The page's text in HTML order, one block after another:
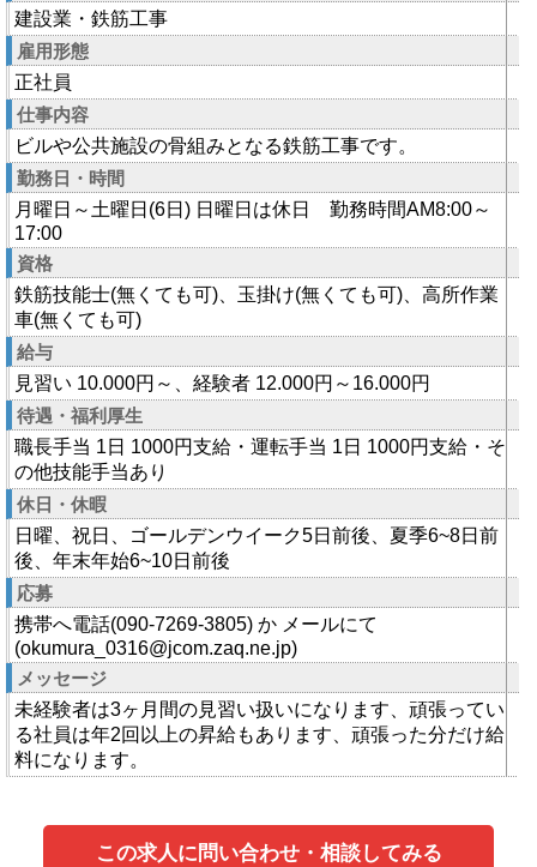
建設業・鉄筋工事
雇用形態
正社員
仕事内容
ビルや公共施設の骨組みとなる鉄筋工事です。
勤務日・時間
月曜日～土曜日(6日) 日曜日は休日 勤務時間AM8:00～
17:00
資格
鉄筋技能士(無くても可)、玉掛け(無くても可)、高所作業
車(無くても可)
給与
見習い 10.000円～、経験者 12.000円～16.000円
待遇・福利厚生
職長手当 1日 1000円支給・運転手当 1日 1000円支給・そ
の他技能手当あり
休日・休暇
日曜、祝日、ゴールデンウイーク5日前後、夏季6~8日前
後、年末年始6~10日前後
応募
携帯へ電話(090-7269-3805) か メールにて
(okumura_0316@jcom.zaq.ne.jp)
メッセージ
未経験者は3ヶ月間の見習い扱いになります、頑張ってい
る社員は年2回以上の昇給もあります、頑張った分だけ給
料になります。
この求人に問い合わせ・相談してみる